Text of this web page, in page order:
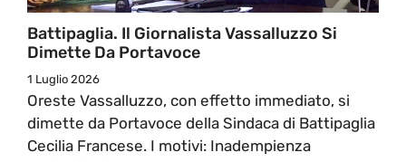
Battipaglia. Il Giornalista Vassalluzzo Si
Dimette Da Portavoce
1 Luglio 2026
Oreste Vassalluzzo, con effetto immediato, si
dimette da Portavoce della Sindaca di Battipaglia
Cecilia Francese. I motivi: Inadempienza